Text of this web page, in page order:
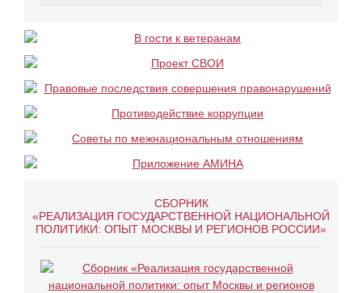
СБОРНИК
«РЕАЛИЗАЦИЯ ГОСУДАРСТВЕННОЙ НАЦИОНАЛЬНОЙ
ПОЛИТИКИ: ОПЫТ МОСКВЫ И РЕГИОНОВ РОССИИ»